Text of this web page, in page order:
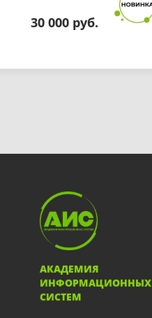
30 000 руб.
АКАДЕМИЯ
ИНФОРМАЦИОННЫХ
СИСТЕМ